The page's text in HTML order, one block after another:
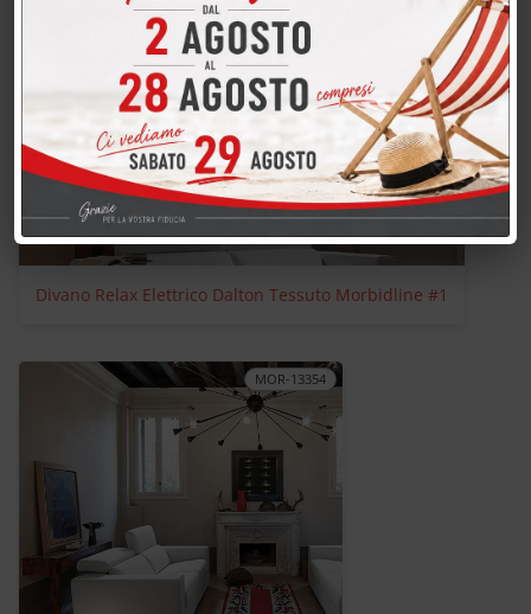
Divano Relax Elettrico Dalton Tessuto Morbidline #1
MOR-13354